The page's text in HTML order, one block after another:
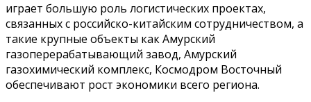
играет большую роль логистических проектах,
связанных с российско-китайским сотрудничеством, а
такие крупные объекты как Амурский
газоперерабатывающий завод, Амурский
газохимический комплекс, Космодром Восточный
обеспечивают рост экономики всего региона.